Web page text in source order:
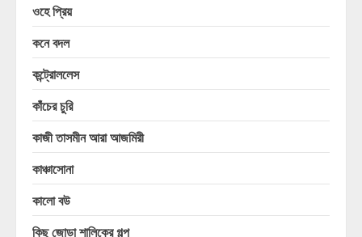
ওহে প্রিয়
কনে বদল
কন্ট্রোললেস
কাঁচের চুরি
কাজী তাসমীন আরা আজমিরী
কাঞ্চাসোনা
কালো বউ
কিছু জোড়া শালিকের গল্প